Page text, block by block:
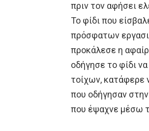
πριν τον αφήσει
Το φίδι που
πρόσφατων
προκάλεσε η
οδήγησε το φίδι
τοίχων, κατάφερε
που οδήγησαν
που έψαχνε μέσω